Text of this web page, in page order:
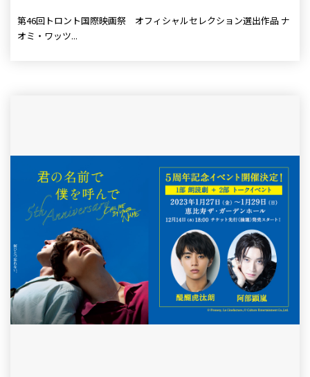
第46回トロント国際映画祭 オフィシャルセレクション選出作品 ナ
オミ・ワッツ...